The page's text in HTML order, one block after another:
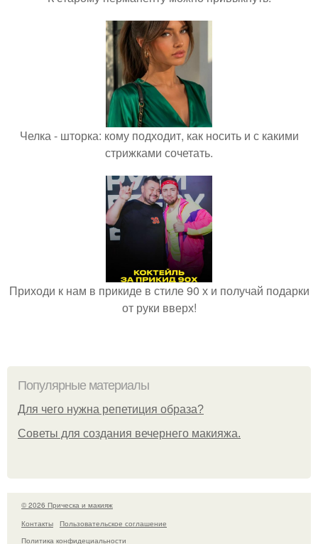
Челка - шторка: кому подходит, как носить и с какими
стрижками сочетать.
Приходи к нам в прикиде в стиле 90 х и получай подарки
от руки вверх!
Популярные материалы
Для чего нужна репетиция образа?
Советы для создания вечернего макияжа.
© 2026 Прическа и макияж
Контакты
Пользовательское соглашение
Политика конфидециальности